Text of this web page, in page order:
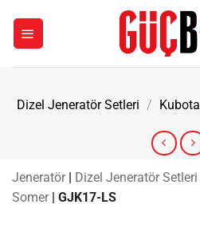
Dizel Jeneratör Setleri / Kubota
Jeneratör | Dizel Jeneratör Setleri
Somer | GJK17-LS